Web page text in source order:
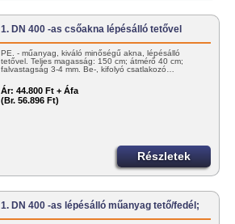
1. DN 400 -as csőakna lépésálló tetővel
PE. - műanyag, kiváló minőségű akna, lépésálló
tetővel. Teljes magasság: 150 cm; átmérő 40 cm;
falvastagság 3-4 mm. Be-, kifolyó csatlakozó…
Ár: 44.800 Ft + Áfa
(Br. 56.896 Ft)
Részletek
1. DN 400 -as lépésálló műanyag tető/fedél;